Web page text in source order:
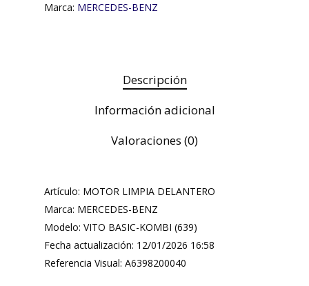
Marca: MERCEDES-BENZ
Descripción
Información adicional
Valoraciones (0)
Artículo: MOTOR LIMPIA DELANTERO
Marca: MERCEDES-BENZ
Modelo: VITO BASIC-KOMBI (639)
Fecha actualización: 12/01/2026 16:58
Referencia Visual: A6398200040